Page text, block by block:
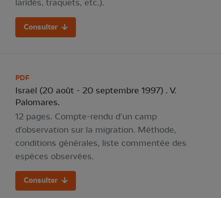
laridés, traquets, etc.).
Consulter
PDF
Israël (20 août - 20 septembre 1997) . V.
Palomares.
12 pages. Compte-rendu d'un camp
d'observation sur la migration. Méthode,
conditions générales, liste commentée des
espèces observées.
Consulter